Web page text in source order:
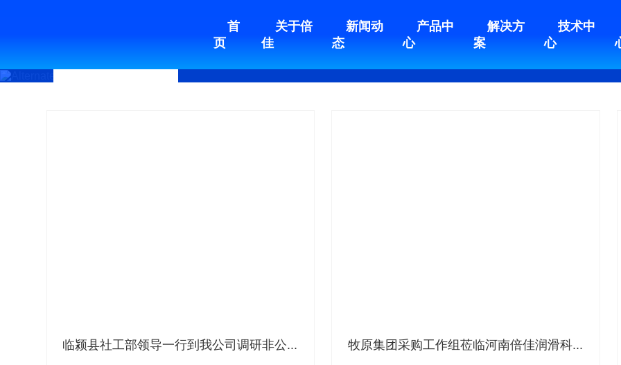
首
页
关于倍
佳
新闻动
态
产品中
心
解决方
案
技术中
心
临颍县社工部领导一行到我公司调研非公... 牧原集团采购工作组莅临河南倍佳润滑科...